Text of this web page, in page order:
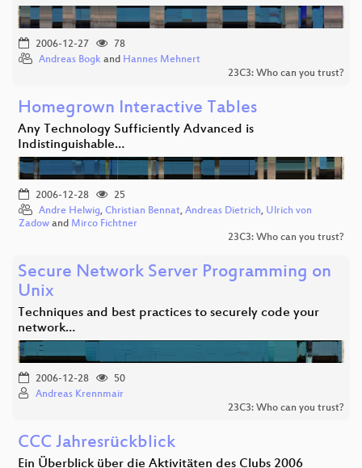
2006-12-27
78
Andreas Bogk and Hannes Mehnert
23C3: Who can you trust?
Homegrown Interactive Tables
Any Technology Sufficiently Advanced is
Indistinguishable…
2006-12-28
25
Andre Helwig, Christian Bennat, Andreas Dietrich, Ulrich von
Zadow and Mirco Fichtner
23C3: Who can you trust?
Secure Network Server Programming on
Unix
Techniques and best practices to securely code your
network…
2006-12-28
50
Andreas Krennmair
23C3: Who can you trust?
CCC Jahresrückblick
Ein Überblick über die Aktivitäten des Clubs 2006